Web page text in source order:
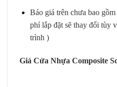
Báo giá trên chưa bao
phí lắp đặt sẽ thay đổi tùy
trình )
Giá Cửa Nhựa Composite